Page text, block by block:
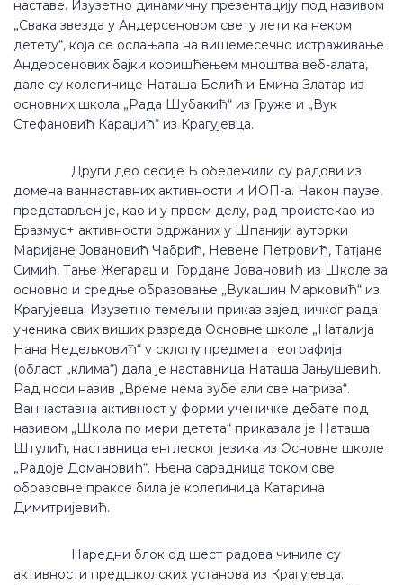
наставе. Изузетно динамичну презентацију под називом
„Свака звезда у Андерсеновом свету лети ка неком
детету“, која се ослањала на вишемесечно истраживање
Андерсенових бајки коришћењем мноштва веб-алата,
дале су колегинице Наташа Белић и Емина Златар из
основних школа „Рада Шубакић“ из Груже и „Вук
Стефановић Караџић“ из Крагујевца.
Други део сесије Б обележили су радови из
домена ваннаставних активности и ИОП-а. Након паузе,
представљен је, као и у првом делу, рад проистекао из
Еразмус+ активности одржаних у Шпанији ауторки
Маријане Јовановић Чабрић, Невене Петровић, Татјане
Симић, Тање Жегарац и Гордане Јовановић из Школе за
основно и средње образовање „Вукашин Марковић“ из
Крагујевца. Изузетно темељни приказ заједничког рада
ученика свих виших разреда Основне школе „Наталија
Нана Недељковић“ у склопу предмета географија
(област „клима“) дала је наставница Наташа Јањушевић.
Рад носи назив „Време нема зубе али све нагриза“.
Ваннаставна активност у форми ученичке дебате под
називом „Школа по мери детета“ приказала је Наташа
Штулић, наставница енглеског језика из Основне школе
„Радоје Домановић“. Њена сарадница током ове
образовне праксе била је колегиница Катарина
Димитријевић.
Наредни блок од шест радова чиниле су
активности предшколских установа из Крагујевца.